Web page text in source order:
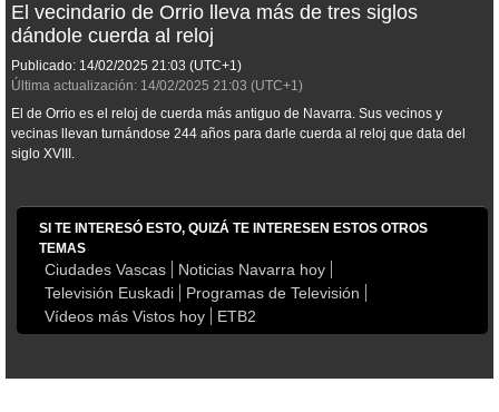
El vecindario de Orrio lleva más de tres siglos
dándole cuerda al reloj
Publicado: 14/02/2025 21:03 (UTC+1)
Última actualización: 14/02/2025 21:03 (UTC+1)
El de Orrio es el reloj de cuerda más antiguo de Navarra. Sus vecinos y
vecinas llevan turnándose 244 años para darle cuerda al reloj que data del
siglo XVIII.
SI TE INTERESÓ ESTO, QUIZÁ TE INTERESEN ESTOS OTROS
TEMAS
Ciudades Vascas
Noticias Navarra hoy
Televisión Euskadi
Programas de Televisión
Vídeos más Vistos hoy
ETB2